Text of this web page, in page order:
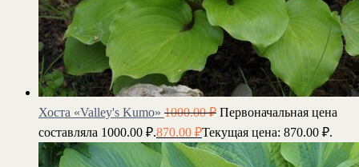
Хоста «Valley's Kumo» 1000.00₽ Первоначальная цена
составляла 1000.00 ₽.870.00 ₽Текущая цена: 870.00 ₽.